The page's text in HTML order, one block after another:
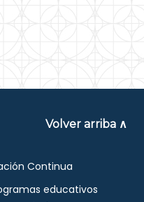
Volver arriba ∧
Continua
educativos